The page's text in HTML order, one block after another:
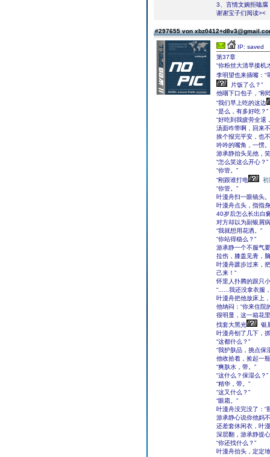
3、言情文婉拒嗑腐
谢谢宝子们阅读><
#297655 von
IP: saved
第37章
“你粉丝大清早接机
李明望也来插嘴：“
片饭了么？”
他咽下口包子，“刚
“我们早上吃的这边
“是么，有多好吃？”
“好吃到我疲劳全退
汤面咋带啊，回来
挨个报完平安，也
吟吟的嘴角，一愣。
游承静抬头见他，
“怎么笑这么开心？”
“你管。”
“刚跟谁打电
初
“你管。”
叶漫舟扫一眼镜头
叶漫舟点头，指指
40岁后怎么长出白
对方却以为副银屑
“我就想用花洒。”
“你站得稳么？”
游承静一个不服气
拉伤，膝盖见青，
叶漫舟踱步过来，
己来！”
怀里人扑腾的跟只
“......我还没拿衣服
叶漫舟把他放床上
他纳闷：“你来住院
很明显，这一箱花
找套大黑光
银
叶漫舟刨了几下，
“这都什么？”
“我护肤品，挑点保
他收拾着，捡起一
“爽肤水，带。”
“这什么？保湿么？”
“精华，带。”
“这又什么？”
“眼霜。”
叶漫舟没完没了：“
游承静心说你他妈
还差套休闲衣，叶
深层翻，游承静提
“你还找什么？”
叶漫舟抬头，定定